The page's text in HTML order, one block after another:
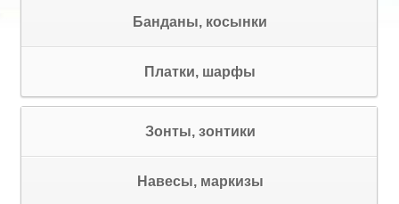
Банданы, косынки
Платки, шарфы
Зонты, зонтики
Навесы, маркизы